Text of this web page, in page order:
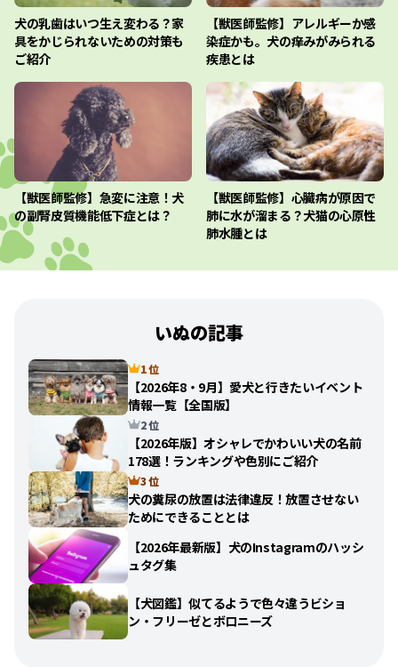
犬の乳歯はいつ生え変わる？家
具をかじられないための対策も
ご紹介
【獣医師監修】アレルギーか感
染症かも。犬の痒みがみられる
疾患とは
【獣医師監修】急変に注意！犬
の副腎皮質機能低下症とは？
【獣医師監修】心臓病が原因で
肺に水が溜まる？犬猫の心原性
肺水腫とは
いぬの記事
1 位
【2026年8・9月】愛犬と行きたいイベント
情報一覧【全国版】
2 位
【2026年版】オシャレでかわいい犬の名前
178選！ランキングや色別にご紹介
3 位
犬の糞尿の放置は法律違反！放置させない
ためにできることとは
【2026年最新版】犬のInstagramのハッシ
ュタグ集
【犬図鑑】似てるようで色々違うビショ
ン・フリーゼとボロニーズ